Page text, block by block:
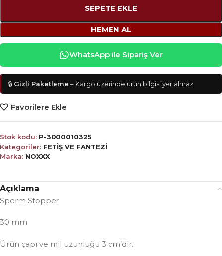
SEPETE EKLE
HEMEN AL
WhatsApp ile Sipariş Ver
🔒 Gizli Paketleme – Kargo üzerinde ürün bilgisi yer almaz.
Favorilere Ekle
Stok kodu: P-3000010325
Kategoriler: FETİŞ VE FANTEZİ
Marka: NOXXX
Açıklama
Sperm Stopper
30 mm
Ürün çapı ve mil uzunluğu 3 cm’dir.